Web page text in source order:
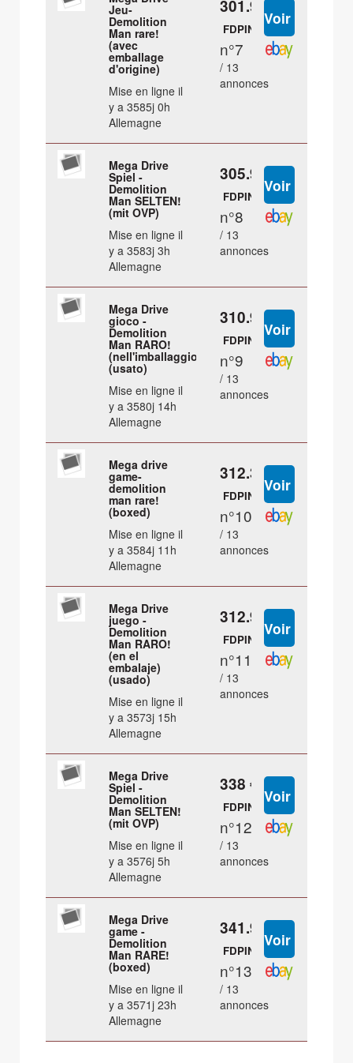
Jeu-
Demolition
Man rare!
(avec
emballage
d'origine)
Mise en ligne il
y a 3585j 0h
Allemagne
301.98 €
FDPIN
n°7
/ 13
annonces
Mega Drive
Spiel -
Demolition
Man SELTEN!
(mit OVP)
Mise en ligne il
y a 3583j 3h
Allemagne
305.98 €
FDPIN
n°8
/ 13
annonces
Mega Drive
gioco -
Demolition
Man RARO!
(nell'imballaggio)
(usato)
Mise en ligne il
y a 3580j 14h
Allemagne
310.98 €
FDPIN
n°9
/ 13
annonces
Mega drive
game-
demolition
man rare!
(boxed)
Mise en ligne il
y a 3584j 11h
Allemagne
312.35 €
FDPIN
n°10
/ 13
annonces
Mega Drive
juego -
Demolition
Man RARO!
(en el
embalaje)
(usado)
Mise en ligne il
y a 3573j 15h
Allemagne
312.98 €
FDPIN
n°11
/ 13
annonces
Mega Drive
Spiel -
Demolition
Man SELTEN!
(mit OVP)
Mise en ligne il
y a 3576j 5h
Allemagne
338 €
FDPIN
n°12
/ 13
annonces
Mega Drive
game -
Demolition
Man RARE!
(boxed)
Mise en ligne il
y a 3571j 23h
Allemagne
341.96 €
FDPIN
n°13
/ 13
annonces